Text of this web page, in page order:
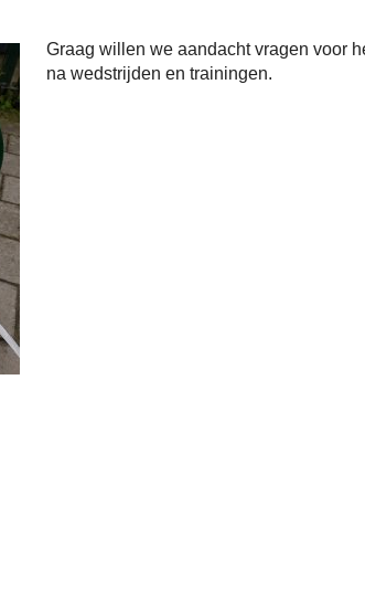
Graag willen we aandacht vragen voor
na wedstrijden en trainingen.